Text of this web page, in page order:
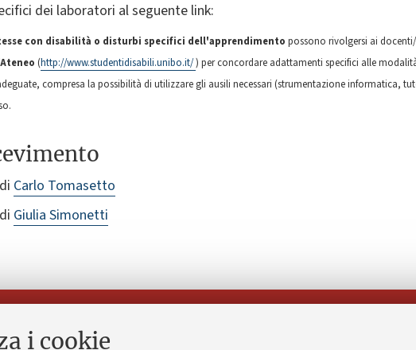
i cookie
dei laboratori al seguente link:
con disabilità o disturbi specifici dell'apprendimento possono rivolgersi ai
(http://www.studentidisabili.unibo.it/) per concordare adattamenti specifici alle
compresa la possibilità di utilizzare gli ausili necessari (strumentazione informatica,
Carlo Tomasetto
Giulia Simonetti